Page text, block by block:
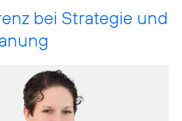
bei Strategie und